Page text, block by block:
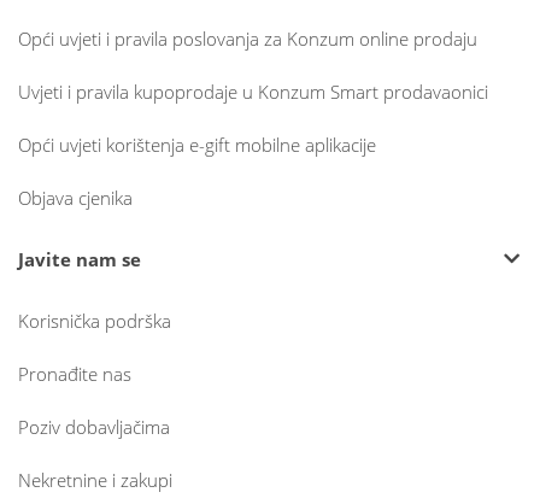
Opći uvjeti i pravila poslovanja za Konzum online prodaju
Uvjeti i pravila kupoprodaje u Konzum Smart prodavaonici
Opći uvjeti korištenja e-gift mobilne aplikacije
Objava cjenika
Javite nam se
Korisnička podrška
Pronađite nas
Poziv dobavljačima
Nekretnine i zakupi